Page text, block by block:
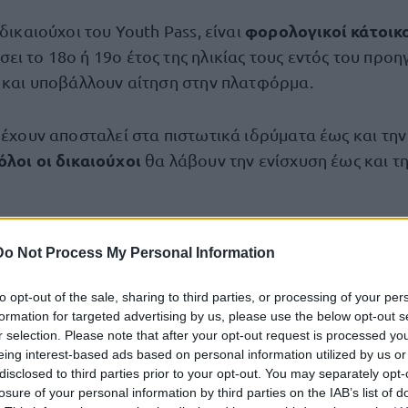
Not Process My Personal Information
opt-out of the sale, sharing to third parties, or processing of your
for targeted advertising by us, please use the below opt-out
selection. Please note that after your opt-out request is processed
interest-based ads based on personal information utilized by us
to third parties prior to your opt-out. You may separately
of your personal information by third parties on the IAB’s list of
του Youth Pass, είναι φορολογικοί
το 18ο ή 19ο έτος της ηλικίας τους εντός του
και υποβάλλουν αίτηση στην πλατφόρμα.
αποσταλεί στα πιστωτικά ιδρύματα έως και την
οι δικαιούχοι θα λάβουν την ενίσχυση έως και
να εξαργυρώσετε το voucher των 150
οι δικαιούχοι μπορούν να εξαργυρώνουν το
βιβλίων σε εξειδικευμένα καταστήματα